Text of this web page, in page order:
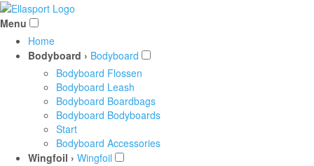
Menu
Home
Bodyboard › Bodyboard
Bodyboard Flossen
Bodyboard Leash
Bodyboard Boardbags
Bodyboard Bodyboards
Start
Bodyboard Accessories
Wingfoil › Wingfoil